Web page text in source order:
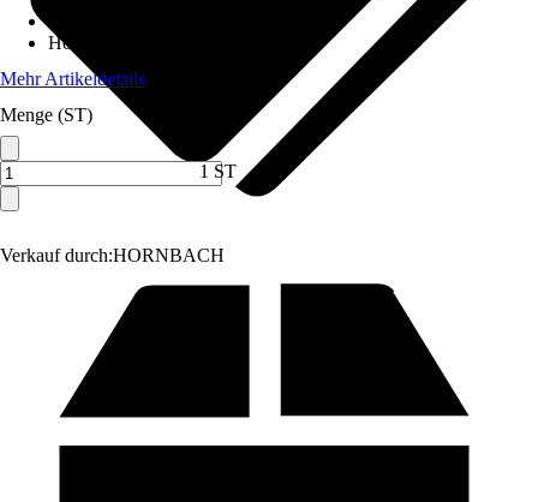
Verkauf durch:HORNBACH
Höhe
Mehr Artikeldetails
Menge (ST)
1 ST